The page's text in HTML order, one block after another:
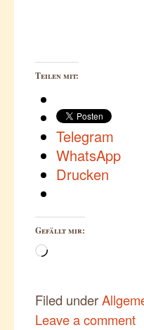
Teilen mit:
Telegram
WhatsApp
Drucken
Gefällt mir:
Wird
Filed under
Leave a comment